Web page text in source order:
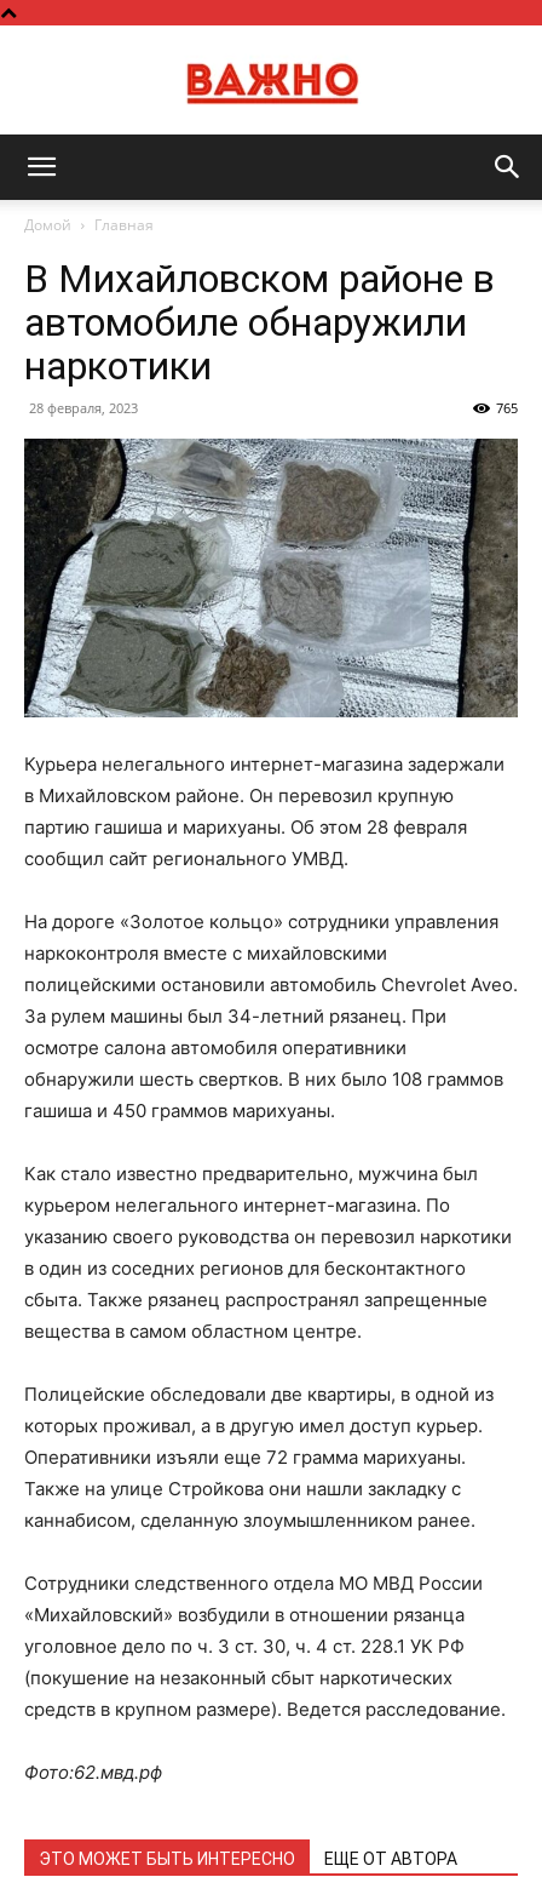
Домой Главная
В Михайловском районе в
автомобиле обнаружили
наркотики
28 февраля, 2023 765
Курьера нелегального интернет-магазина задержали
в Михайловском районе. Он перевозил крупную
партию гашиша и марихуаны. Об этом 28 февраля
сообщил сайт регионального УМВД.
На дороге «Золотое кольцо» сотрудники управления
наркоконтроля вместе с михайловскими
полицейскими остановили автомобиль Chevrolet Aveo.
За рулем машины был 34-летний рязанец. При
осмотре салона автомобиля оперативники
обнаружили шесть свертков. В них было 108 граммов
гашиша и 450 граммов марихуаны.
Как стало известно предварительно, мужчина был
курьером нелегального интернет-магазина. По
указанию своего руководства он перевозил наркотики
в один из соседних регионов для бесконтактного
сбыта. Также рязанец распространял запрещенные
вещества в самом областном центре.
Полицейские обследовали две квартиры, в одной из
которых проживал, а в другую имел доступ курьер.
Оперативники изъяли еще 72 грамма марихуаны.
Также на улице Стройкова они нашли закладку с
каннабисом, сделанную злоумышленником ранее.
Сотрудники следственного отдела МО МВД России
«Михайловский» возбудили в отношении рязанца
уголовное дело по ч. 3 ст. 30, ч. 4 ст. 228.1 УК РФ
(покушение на незаконный сбыт наркотических
средств в крупном размере). Ведется расследование.
Фото:62.мвд.рф
ЭТО МОЖЕТ БЫТЬ ИНТЕРЕСНО ЕЩЕ ОТ АВТОРА